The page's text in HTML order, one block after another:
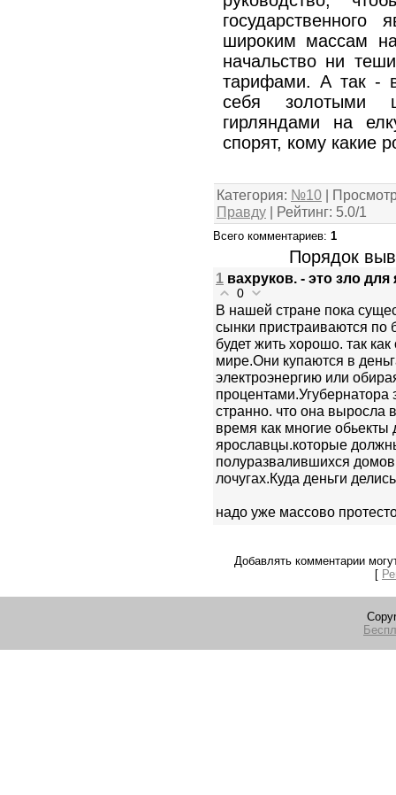
государственного
широким массам
начальство ни
тарифами. А так -
себя золотыми
гирляндами на
спорят, кому какие
Категория: №10
Правду
Рейтинг: 5.0/1
Всего комментариев: 1
Порядок
1 вахруков. - это зло
0
В нашей стране пока
сынки пристраиваются по
будет жить хорошо. так
мире.Они купаются в
электроэнергию или
странно. что она выросла
время как многие
ярославцы.которые
полуразвалившихся
лочугах.Куда деньги
надо уже массово
Добавлять комментарии
[